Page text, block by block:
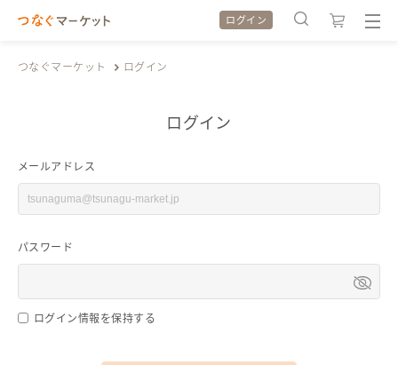
カテゴリから探す
特集から探す
全ての作品をみる
カテゴリから探す
特集から探す
全ての作品をみる
ログイン
つなぐマーケット ログイン
ログイン
メールアドレス
パスワード
ログイン情報を保持する